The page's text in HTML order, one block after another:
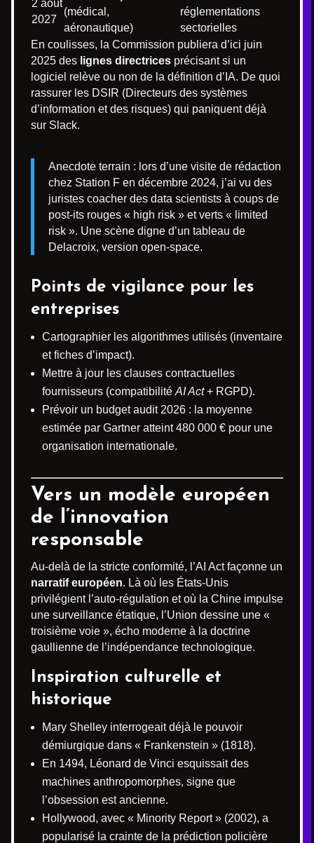
2 août
2027
(médical,
aéronautique)
réglementations
sectorielles
En coulisses, la Commission publiera d’ici juin
2025 des lignes directrices précisant si un
logiciel relève ou non de la définition d’IA. De quoi
rassurer les DSIR (Directeurs des systèmes
d’information et des risques) qui paniquent déjà
sur Slack.
Anecdote terrain : lors d’une visite de rédaction
chez Station F en décembre 2024, j’ai vu des
juristes coacher des data scientists à coups de
post-its rouges « high risk » et verts « limited
risk ». Une scène digne d’un tableau de
Delacroix, version open-space.
Points de vigilance pour les
entreprises
Cartographier les algorithmes utilisés (inventaire
et fiches d’impact).
Mettre à jour les clauses contractuelles
fournisseurs (compatibilité AI Act+ RGPD).
Prévoir un budget audit 2026 : la moyenne
estimée par Gartner atteint 480 000 € pour une
organisation internationale.
Vers un modèle européen
de l’innovation
responsable
Au-delà de la stricte conformité, l’AI Act façonne un
narratif européen. Là où les États-Unis
privilégient l’auto-régulation et où la Chine impulse
une surveillance étatique, l’Union dessine une «
troisième voie », écho moderne à la doctrine
gaullienne de l’indépendance technologique.
Inspiration culturelle et
historique
Mary Shelley interrogeait déjà le pouvoir
démiurgique dans « Frankenstein » (1818).
En 1494, Léonard de Vinci esquissait des
machines anthropomorphes, signe que
l’obsession est ancienne.
Hollywood, avec « Minority Report » (2002), a
popularisé la crainte de la prédiction policière